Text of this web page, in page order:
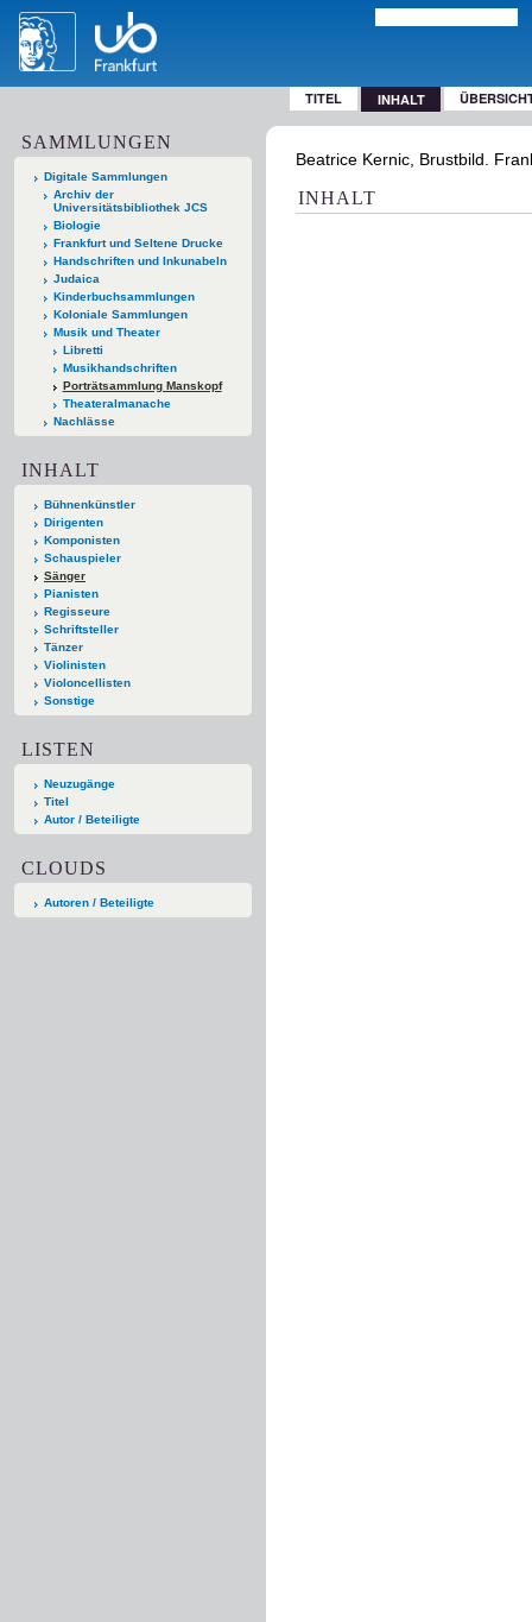
TITEL INHALT
SAMMLUNGEN
Digitale Sammlungen
Archiv der
Universitätsbibliothek JCS
Biologie
Frankfurt und Seltene Drucke
Handschriften und Inkunabeln
Judaica
Kinderbuchsammlungen
Koloniale Sammlungen
Musik und Theater
Libretti
Musikhandschriften
Porträtsammlung Manskopf
Theateralmanache
Nachlässe
INHALT
Bühnenkünstler
Dirigenten
Komponisten
Schauspieler
Sänger
Pianisten
Regisseure
Schriftsteller
Tänzer
Violinisten
Violoncellisten
Sonstige
LISTEN
Neuzugänge
Titel
Autor / Beteiligte
CLOUDS
Autoren / Beteiligte
Beatrice Kernic, Brustbild.
INHALT